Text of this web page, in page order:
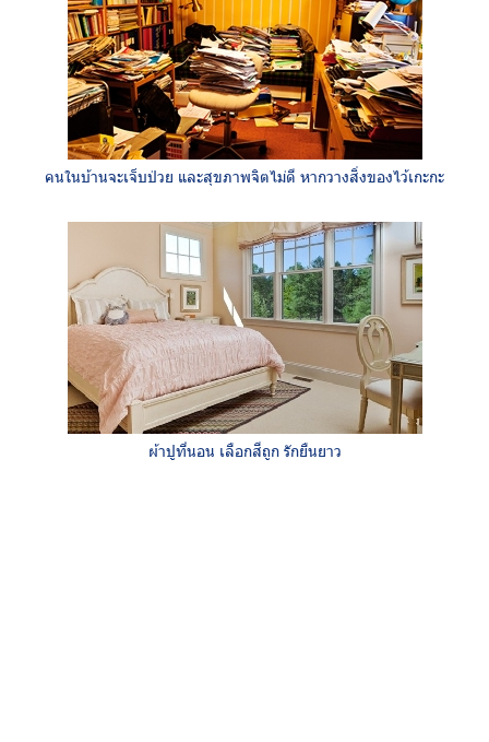
คนในบ้านจะเจ็บป่วย และสุขภาพจิตไม่ดี หากวางสิ่งของไว้เกะกะ
ผ้าปูที่นอน เลือกสีถูก รักยืนยาว